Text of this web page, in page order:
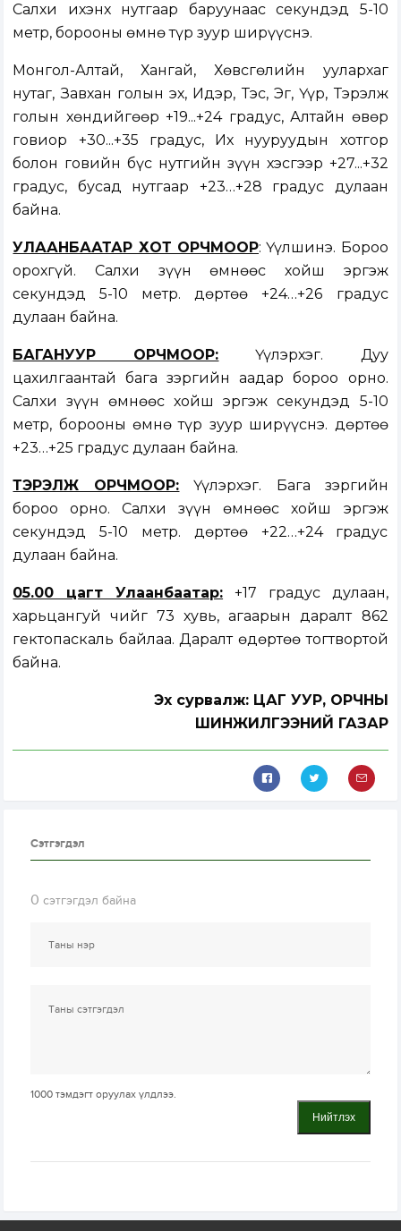
Салхи ихэнх нутгаар баруунаас секундэд 5-10
метр, борооны өмнө түр зуур ширүүснэ.
Монгол-Алтай, Хангай, Хөвсгөлийн уулархаг
нутаг, Завхан голын эх, Идэр, Тэс, Эг, Үүр, Тэрэлж
голын хөндийгөөр +19...+24 градус, Алтайн өвөр
говиор +30...+35 градус, Их нууруудын хотгор
болон говийн бүс нутгийн зүүн хэсгээр +27...+32
градус, бусад нутгаар +23…+28 градус дулаан
байна.
УЛААНБААТАР ХОТ ОРЧМООР: Үүлшинэ. Бороо
орохгүй. Салхи зүүн өмнөөс хойш эргэж
секундэд 5-10 метр. Өдөртөө +24…+26 градус
дулаан байна.
БАГАНУУР ОРЧМООР: Үүлэрхэг. Дуу
цахилгаантай бага зэргийн аадар бороо орно.
Салхи зүүн өмнөөс хойш эргэж секундэд 5-10
метр, борооны өмнө түр зуур ширүүснэ. Өдөртөө
+23…+25 градус дулаан байна.
ТЭРЭЛЖ ОРЧМООР: Үүлэрхэг. Бага зэргийн
бороо орно. Салхи зүүн өмнөөс хойш эргэж
секундэд 5-10 метр. Өдөртөө +22…+24 градус
дулаан байна.
05.00 цагт Улаанбаатар: +17 градус дулаан,
харьцангуй чийг 73 хувь, агаарын даралт 862
гектопаскаль байлаа. Даралт өдөртөө тогтвортой
байна.
Эх сурвалж: ЦАГ УУР, ОРЧНЫ
ШИНЖИЛГЭЭНИЙ ГАЗАР
Сэтгэгдэл
0 сэтгэгдэл байна
1000 тэмдэгт оруулах үлдлээ.
Нийтлэх